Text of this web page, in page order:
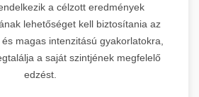
a célzott eredmények
lehetőséget kell biztosítania az
magas intenzitású gyakorlatokra,
a saját szintjének megfelelő
edzést.